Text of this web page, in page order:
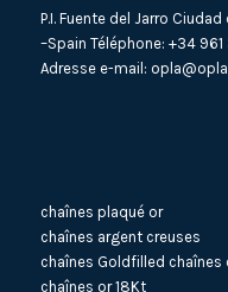
P.I. Fuente del Jarro
–Spain Téléphone: +34 961
Adresse e-mail:
chaînes plaqué or
chaînes argent creuses
chaînes Goldfilled chaînes
chaînes or 18Kt